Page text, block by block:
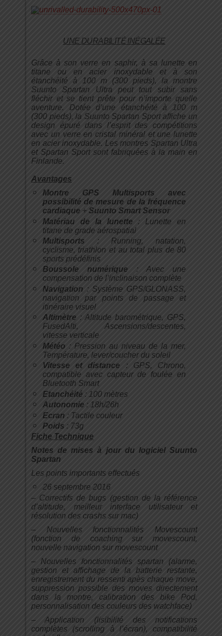
UNE DURABILITÉ INÉGALÉE
Grâce à son verre en saphir, à sa lunette en
titane ou en acier inoxydable et à son
étanchéité à 100 m (300 pieds), la montre
Suunto Spartan Ultra peut tout subir sans
fléchir et se tient prête pour n’importe quelle
aventure. Dotée d’une étanchéité à 100 m
(300 pieds), la Suunto Spartan Sport affiche un
design épuré dans l’esprit des compétitions
avec un verre en cristal minéral et une lunette
en acier inoxydable. Les montres Spartan Ultra
et Spartan Sport sont fabriquées à la main en
Finlande.
Avantages
Montre GPS Multisports avec
possibilité de mesure de la fréquence
cardiaque+ Suunto Smart Sensor
Matériau de la lunette : Lunette en
titane de grade aérospatial
Multisports : Running, natation,
cyclisme, triathlon et au total plus de 80
sports prédéfinis
Boussole numérique: Avec une
compensation de l’inclinaison complète
Navigation : Système GPS/GLONASS,
navigation par points de passage et
itinéraire visuel
Altimètre : Altitude barométrique, GPS,
FusedAlti, Ascensions/descentes,
vitesse verticale
Météo : Pression au niveau de la mer,
Température, lever/coucher du soleil
Vitesse et distance : GPS, Chrono,
compatible avec capteur de foulée en
Bluetooth Smart
Etanchéité: 100 mètres
Autonomie : 18h/26h
Ecran : Tactile couleur
Poids : 73g
Fiche Technique
Notes de mises à jour du logiciel Suunto
Spartan
Les points importants effectués
26 septembre 2016
– Correctifs de bugs (gestion de la référence
d’altitude, meilleur interface utilisateur et
résolution des crashs sur mac)
– Nouvelles fonctionnalités Movescount
(fonction de coaching sur movescount,
nouvelle navigation sur movescount
– Nouvelles fonctionnalités spartan (alarme,
gestion et affichage de la batterie restante,
enregistrement du ressenti apès chaque move,
suppression possible des moves directement
dans la montre, calibration des bike Pod,
personnalisation des couleurs des watchface)
– Application (lisibilité des notifications
complètes (scrolling à l’écran), compatibilité